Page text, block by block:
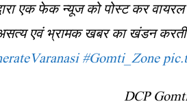
एक फेक न्यूज को पोस्ट कर
एवं भ्रामक खबर का खंडन
#Gomti_Zone